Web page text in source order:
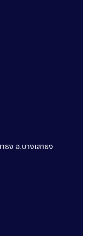
ง อ.บางเสาธง